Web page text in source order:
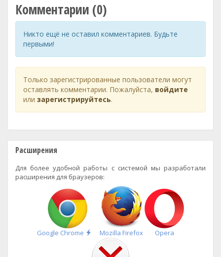
Комментарии (0)
Никто ещё не оставил комментариев. Будьте
первыми!
Только зарегистрированные пользователи могут
оставлять комментарии. Пожалуйста, войдите
или зарегистрируйтесь.
Расширения
Для более удобной работы с системой мы разработали
расширения для браузеров:
Google Chrome
Быстрая
установка
Mozilla Firefox Opera